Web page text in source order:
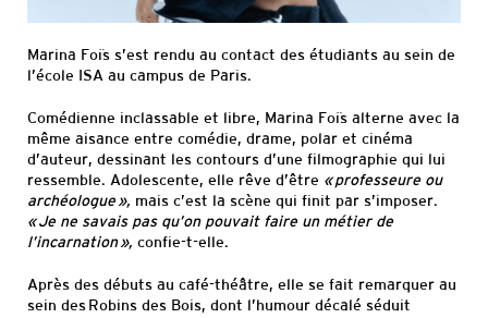
Marina Foïs s’est rendu au contact des étudiants au sein de
l’école ISA au campus de Paris.
Comédienne inclassable et libre, Marina Foïs alterne avec la
même aisance entre comédie, drame, polar et cinéma
d’auteur, dessinant les contours d’une filmographie qui lui
ressemble. Adolescente, elle rêve d’être « professeure ou
archéologue », mais c’est la scène qui finit par s’imposer.
« Je ne savais pas qu’on pouvait faire un métier de
l’incarnation », confie-t-elle.
Après des débuts au café-théâtre, elle se fait remarquer au
sein des Robins des Bois, dont l’humour décalé séduit